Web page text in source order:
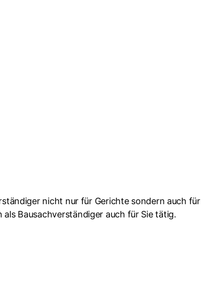
nicht nur für Gerichte sondern auch für
Bausachverständiger auch für Sie tätig.